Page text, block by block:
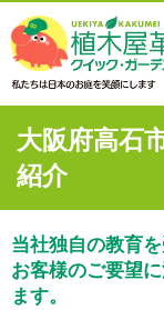
大阪府高石
紹介
当社独自の教育
お客様のご要望
ます。